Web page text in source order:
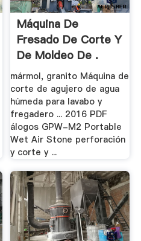
Máquina De
Fresado De Corte Y
De Moldeo De .
mármol, granito Máquina de
corte de agujero de agua
húmeda para lavabo y
fregadero ... 2016 PDF
álogos GPW-M2 Portable
Wet Air Stone perforación
y corte y ...